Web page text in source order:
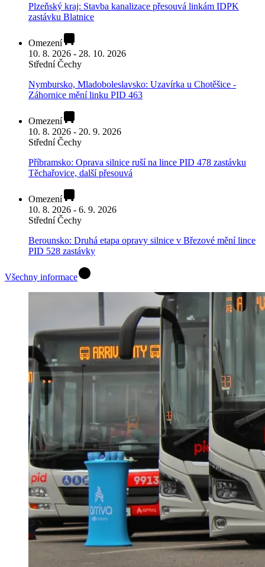
Plzeňský kraj: Stavba kanalizace přesouvá linkám IDPK
zastávku Blatnice
Omezení
10. 8. 2026 - 28. 10. 2026
Střední Čechy
Nymbursko, Mladoboleslavsko: Uzavírka u Chotěšice -
Záhornice mění linku PID 463
Omezení
10. 8. 2026 - 20. 9. 2026
Střední Čechy
Příbramsko: Oprava silnice ruší na lince PID 478 zastávku
Těchařovice, další přesouvá
Omezení
10. 8. 2026 - 6. 9. 2026
Střední Čechy
Berounsko: Druhá etapa opravy silnice v Březové mění lince
PID 528 zastávky
Všechny informace